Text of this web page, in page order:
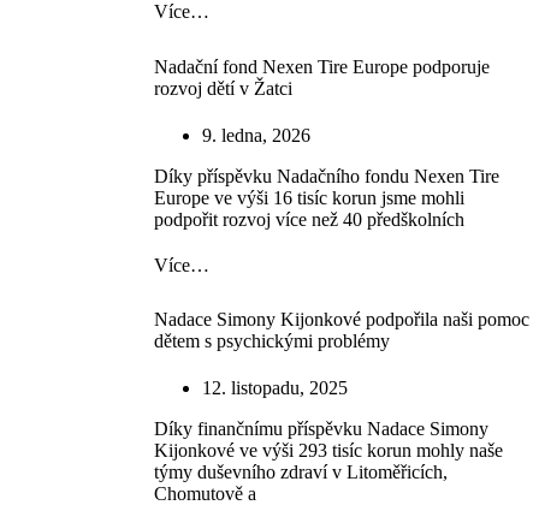
Více…
Nadační fond Nexen Tire Europe podporuje
rozvoj dětí v Žatci
9. ledna, 2026
Díky příspěvku Nadačního fondu Nexen Tire
Europe ve výši 16 tisíc korun jsme mohli
podpořit rozvoj více než 40 předškolních
Více…
Nadace Simony Kijonkové podpořila naši pomoc
dětem s psychickými problémy
12. listopadu, 2025
Díky finančnímu příspěvku Nadace Simony
Kijonkové ve výši 293 tisíc korun mohly naše
týmy duševního zdraví v Litoměřicích,
Chomutově a